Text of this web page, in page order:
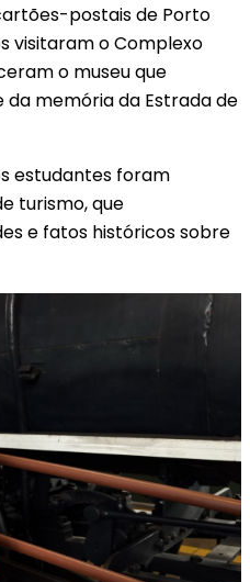
postais de Porto
visitaram o Complexo
o museu que
memória da Estrada de
estudantes foram
turismo, que
e fatos históricos sobre